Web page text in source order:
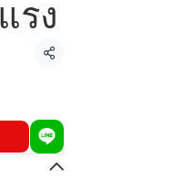
รง
แชร์